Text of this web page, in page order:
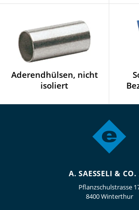
Aderendhülsen, nicht
isoliert
A. SAESSELI & CO.
Pflanzschulstrasse
8400 Winterthur